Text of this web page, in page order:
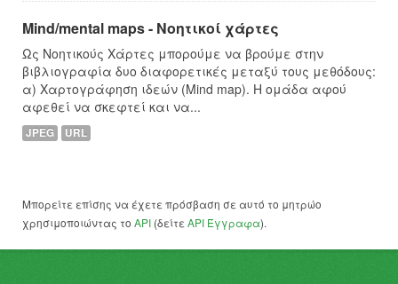
Mind/mental maps - Νοητικοί χάρτες
Ως Νοητικούς Χάρτες μπορούμε να βρούμε στην
βιβλιογραφία δυο διαφορετικές μεταξύ τους μεθόδους:
α) Χαρτογράφηση ιδεών (Mind map). Η ομάδα αφού
αφεθεί να σκεφτεί και να...
JPEG URL
Μπορείτε επίσης να έχετε πρόσβαση σε αυτό το μητρώο
χρησιμοποιώντας το API (δείτε API Έγγραφα).